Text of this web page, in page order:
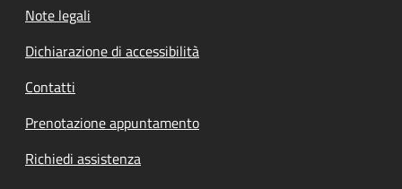
Note legali
Dichiarazione di accessibilità
Contatti
Prenotazione appuntamento
Richiedi assistenza